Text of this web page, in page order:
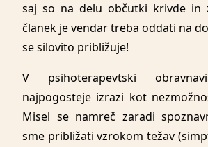
saj so na delu občutki krivde in
članek je vendar treba oddati na
se silovito približuje!
V psihoterapevtski
najpogosteje izrazi kot
Misel se namreč zaradi
sme približati vzrokom težav